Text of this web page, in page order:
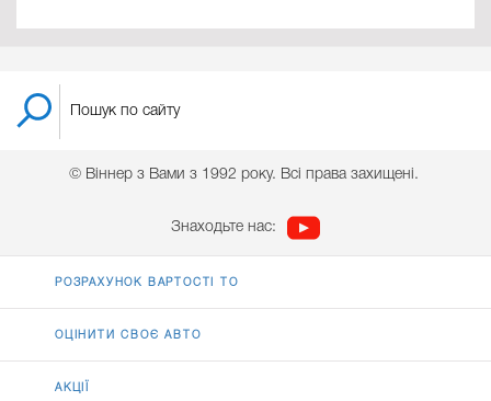
© Віннер з Вами з 1992 року. Всі права захищені.
Знаходьте нас:
РОЗРАХУНОК ВАРТОСТІ ТО
ОЦІНИТИ СВОЄ АВТО
АКЦІЇ